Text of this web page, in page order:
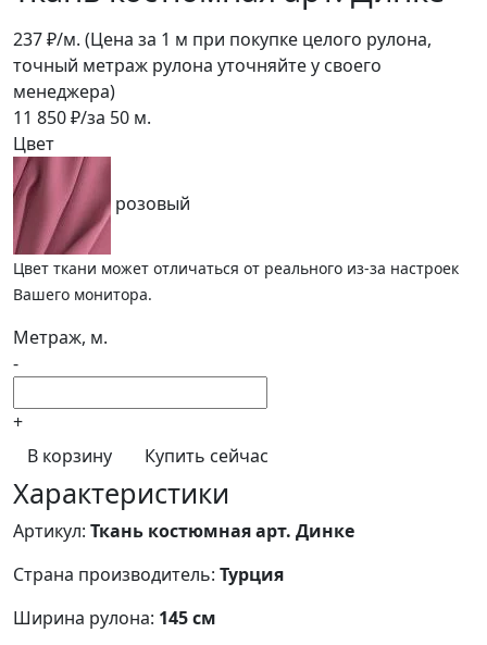
237₽/м. (Цена за 1 м при покупке целого рулона,
точный метраж рулона уточняйте у своего
менеджера)
11 850₽/за 50 м.
Цвет
розовый
Цвет ткани может отличаться от реального из-за настроек
Вашего монитора.
Метраж, м.
-
+
В корзину
Купить сейчас
Характеристики
Артикул: Ткань костюмная арт. Динке
Страна производитель: Турция
Ширина рулона: 145 см